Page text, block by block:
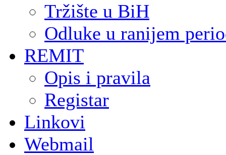
Tržište u BiH
Odluke u ranijem
REMIT
Opis i pravila
Registar
Linkovi
Webmail